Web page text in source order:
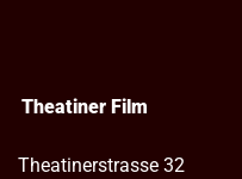
Theatiner Film
Theatinerstrasse 32